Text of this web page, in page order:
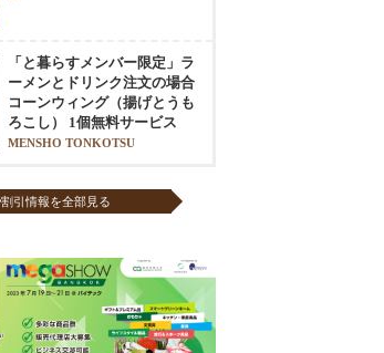
「と暮らすメンバー限定」ラ
ーメンとドリンク注文の場合
コーンウィング（揚げとうも
ろこし） 1個無料サービス
MENSHO TONKOTSU
割引情報を全部見る